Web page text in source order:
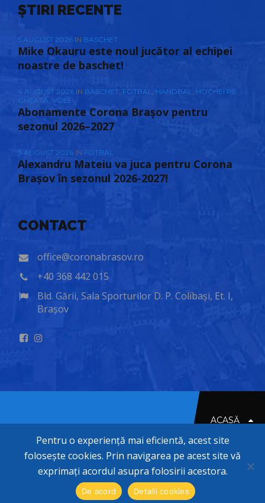
ȘTIRI RECENTE
5 AUGUST 2026 IN BASCHET
Mike Okauru este noul jucător al echipei
noastre de baschet!
4 AUGUST 2026 IN BASCHET, FOTBAL, HANDBAL, HOCHEI PE
GHEAȚĂ, VOLEI
Abonamente Corona Brașov pentru
sezonul 2026–2027
3 AUGUST 2026 IN FOTBAL
Alexandru Mateiu va juca pentru Corona
Brașov în sezonul 2026-2027!
CONTACT
office@coronabrasov.ro
+40 368 442 015
Bld. Gării, Sala Sporturilor D. P. Colibași, Et. I,
Brașov
ACASĂ
© 2020-2026 CORONA BRASOV
Pentru o experiență mai eficientă, acest site
folosește cookies. Prin navigarea pe acest site vă
exprimați acordul asupra folosirii acestora.
De acord Detalii cookies